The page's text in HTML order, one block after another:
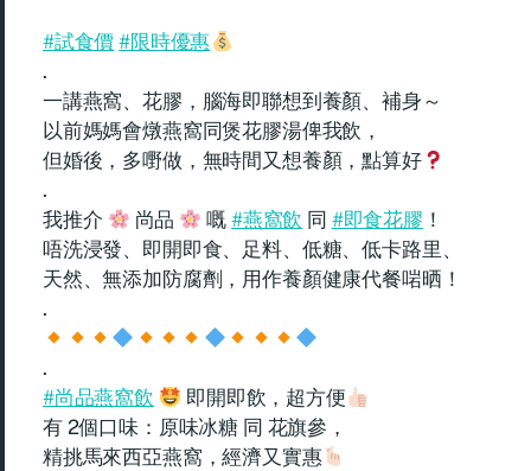
#試食價 #限時優惠
.
一講燕窩、花膠，腦海即聯想到養顏、補身～
以前媽媽會燉燕窩同煲花膠湯俾我飲，
但婚後，多嘢做，無時間又想養顏，點算好
.
我推介
尚品 嘅 #燕窩飲 同 #即食花膠 ！
唔洗浸發、即開即食、足料、低糖、低卡路里、
天然、無添加防腐劑，用作養顏健康代餐啱晒！
.
.
#尚品燕窩飲
即開即飲，超方便
有 2個口味：原味冰糖 同 花旗參，
精挑馬來西亞燕窩，經濟又實惠